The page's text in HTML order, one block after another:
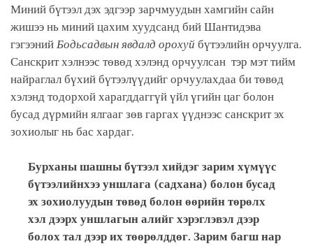
Миний бүтээл дэх эдгээр зарчмуудын хамгийн сайн
жишээ нь миний цахим хуудсанд бий Шантидэва
гэгээний Бодьсадвын явдалд орохуй бүтээлийн орчуулга.
Санскрит хэлнээс төвөд хэлэнд орчуулсан тэр мэт тийм
найраглал бүхий бүтээлүүдийг орчуулахдаа би төвөд
хэлэнд тодорхой харагддаггүй үйл үгийн цаг болон
бусад дүрмийн ялгааг зөв гаргах үүднээс санскрит эх
зохиолыг нь бас хардаг.
Бурханы шашны бүтээл хийдэг зарим хүмүүс
бүтээлийнхээ уншлага (садхана) болон бусад
эх зохиолуудын төвөд болон өөрийн төрөлх
хэл дээрх уншлагын алийг хэрэглэвэл дээр
болох тал дээр их төөрөлддөг. Зарим багш нар